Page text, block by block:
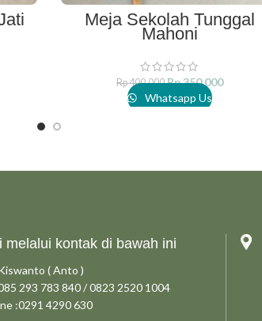
ADD TO CART
Meja Sekolah Tunggal
Mahoni
Rp400.000 Rp350.000
Whatsapp Us
melalui kontak di bawah ini
( Anto )
293 783 840 / 0823 2520 1004
:0291 4290 630